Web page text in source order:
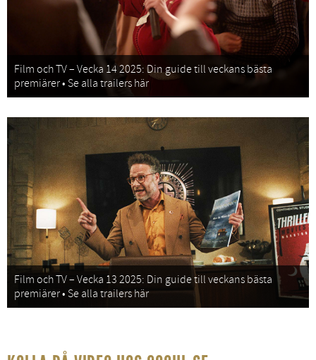
Film och TV – Vecka 14 2025: Din guide till veckans bästa
premiärer • Se alla trailers här
Film och TV – Vecka 13 2025: Din guide till veckans bästa
premiärer • Se alla trailers här